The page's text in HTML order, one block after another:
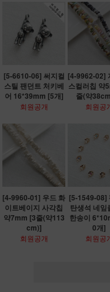
[5-6610-06] 써지컬
스틸 팬던트 처키베
어 16*39mm [5개]
회원공개
[4-9962-02]
스컬러칩 약
줄(약
회원공
[4-9960-01] 우드 화
이트베이지 사각칩
약7mm [3줄(약113
cm)]
회원공개
[5-1549-08]
탄생석 네잎
한송이
0개]
회원공